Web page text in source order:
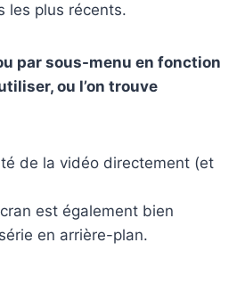
les plus récents.
par sous-menu en fonction
ou l’on trouve
de la vidéo directement (et
est également bien
en arrière-plan.